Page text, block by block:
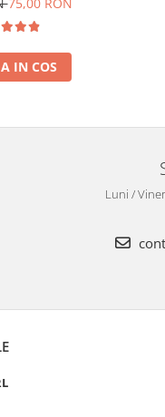
IN COS
Luni /